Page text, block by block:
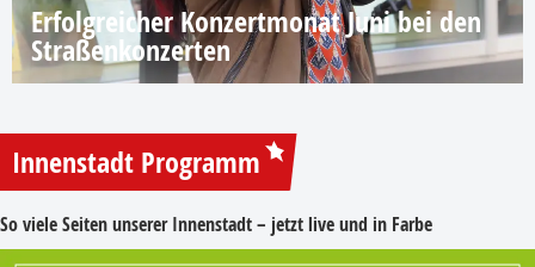
Erfolgreicher Konzertmonat Juni bei den
Straßenkonzerten
Innenstadt Programm
So viele Seiten unserer Innenstadt – jetzt live und in Farbe